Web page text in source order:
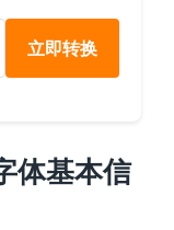
立即转换
体基本信